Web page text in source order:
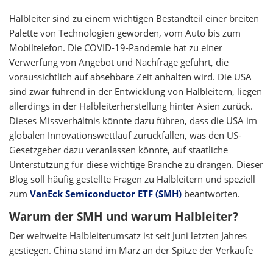
Halbleiter sind zu einem wichtigen Bestandteil einer breiten
Palette von Technologien geworden, vom Auto bis zum
Mobiltelefon. Die COVID-19-Pandemie hat zu einer
Verwerfung von Angebot und Nachfrage geführt, die
voraussichtlich auf absehbare Zeit anhalten wird. Die USA
sind zwar führend in der Entwicklung von Halbleitern, liegen
allerdings in der Halbleiterherstellung hinter Asien zurück.
Dieses Missverhältnis könnte dazu führen, dass die USA im
globalen Innovationswettlauf zurückfallen, was den US-
Gesetzgeber dazu veranlassen könnte, auf staatliche
Unterstützung für diese wichtige Branche zu drängen. Dieser
Blog soll häufig gestellte Fragen zu Halbleitern und speziell
zum VanEck Semiconductor ETF (SMH) beantworten.
Warum der SMH und warum Halbleiter?
Der weltweite Halbleiterumsatz ist seit Juni letzten Jahres
gestiegen. China stand im März an der Spitze der Verkäufe